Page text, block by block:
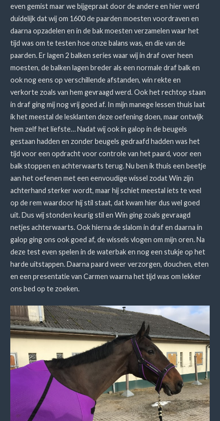
even gemist maar we bijgepraat door de andere en hier werd
duidelijk dat wij om 1600 de paarden moesten voordraven en
daarna opzadelen en in de bak moesten verzamelen waar het
tijd was om te testen hoe onze balans was, en die van de
paarden. Er lagen 2 balken series waar wij in draf over heen
moesten, de balken lagen breder als een normale draf balk en
ook nog eens op verschillende afstanden, win rekte en
verkorte zoals van hem gevraagd werd. Ook het rechtop staan
in draf ging mij nog vrij goed af. In mijn manege lessen thuis laat
ik het meestal de lesklanten deze oefening doen, maar ontwijk
hem zelf het liefste… Nadat wij ook in galop in de beugels
gestaan hadden en zonder beugels gedraafd hadden was het
tijd voor een opdracht voor controle van het paard, voor een
balk stoppen en achterwaarts terug. Nu ben ik thuis een beetje
aan het oefenen met een eenvoudige wissel zodat Win zijn
achterhand sterker wordt, maar hij schiet meestal iets te veel
op de rem waardoor hij stil staat, dat kwam hier dus wel goed
uit. Dus wij stonden keurig stil en Win ging zoals gevraagd
netjes achterwaarts. Ook hierna de slalom in draf en daarna in
galop ging ons ook goed af, de wissels vlogen om mijn oren. Na
deze test even spelen in de waterbak en nog een stukje op het
harde uitstappen. Daarna paard weer verzorgen, douchen, eten
en een presentatie van Carmen waarna het tijd was om lekker
ons bed op te zoeken.